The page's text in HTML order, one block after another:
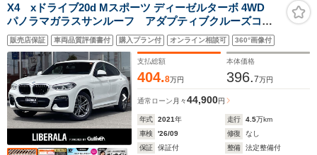
X4 xドライブ20d Mスポーツ ディーゼルターボ 4WD
パノラマガラスサンルーフ アダプティブクルーズコン
トロール レーンキープアシスト ヒルディセントコン
トロール パーキングアシスト 360度カメラ アンビエ
ントライト アダプティブLEDヘッドライト
販売店保証 車両品質評価書付 購入プラン付 オンライン相談可 360°画像付
支払総額
404.8万円
本体価格
396.7万円
通常ローン 月々44,900円
年式 2021年 走行 4.5万km
車検
'26/09 修復
なし
保証
保証付 整備
法定整備付